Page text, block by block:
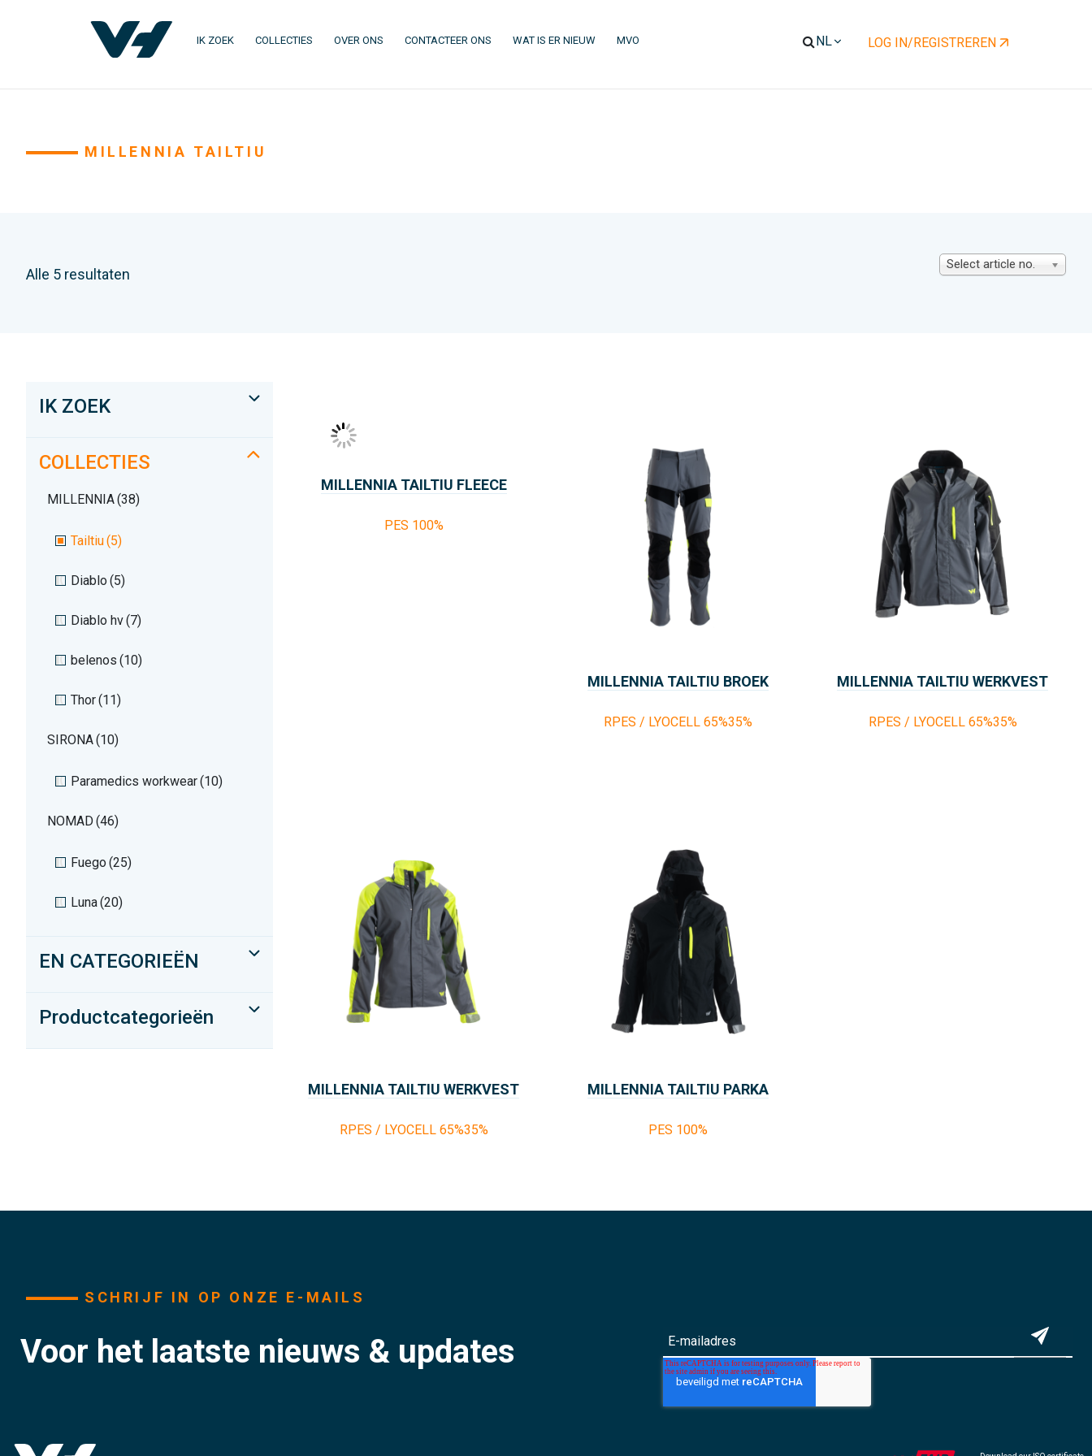
IK ZOEK COLLECTIES OVER ONS (CURRENT)
CONTACTEER ONS (CURRENT)
WAT IS ER NIEUW(CURRENT)
MVO LOG IN/REGISTREREN
MILLENNIA TAILTIU
Alle 5 resultaten
Select article no.
IK ZOEK
COLLECTIES
MILLENNIA(38)
Tailtiu(5)
Diablo(5)
Diablo hv(7)
belenos (10)
Thor(11)
SIRONA(10)
Paramedics workwear(10)
NOMAD (46)
Fuego(25)
Luna(20)
EN CATEGORIEËN
Productcategorieën
MILLENNIA TAILTIU FLEECE
PES 100%
MILLENNIA TAILTIU BROEK
RPES / LYOCELL 65%35%
MILLENNIA TAILTIU WERKVEST
RPES / LYOCELL 65%35%
MILLENNIA TAILTIU WERKVEST
RPES / LYOCELL 65%35%
MILLENNIA TAILTIU PARKA
PES 100%
SCHRIJF IN OP ONZE E-MAILS
Voor het laatste nieuws & updates